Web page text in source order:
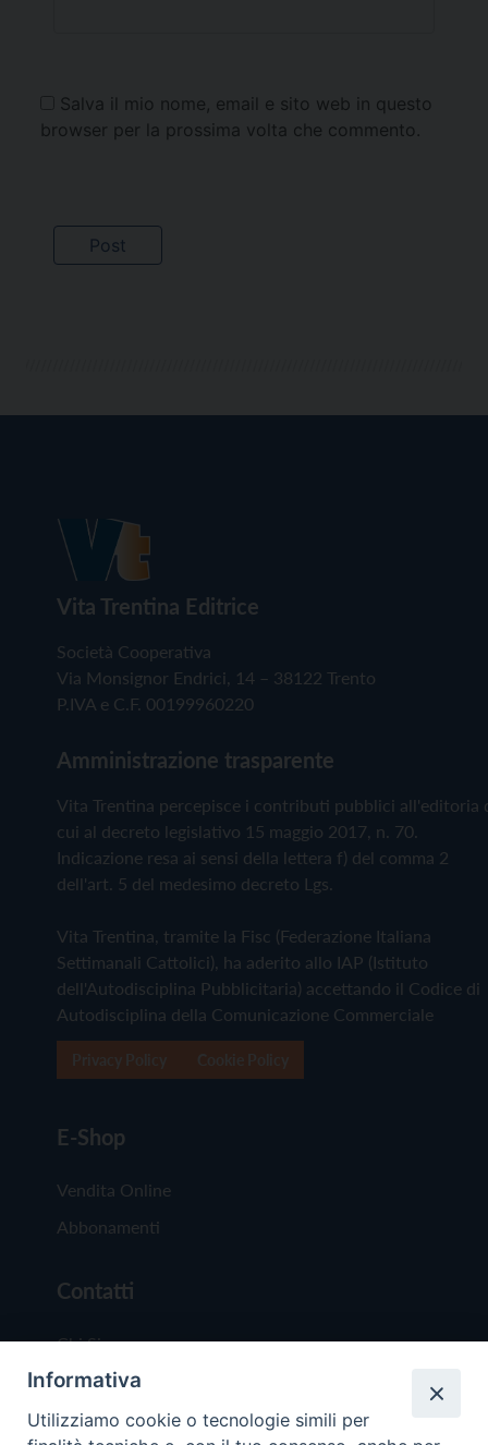
Salva il mio nome, email e sito web in questo
browser per la prossima volta che commento.
Vita Trentina Editrice
Società Cooperativa
Via Monsignor Endrici, 14 – 38122 Trento
P.IVA e C.F. 00199960220
Amministrazione trasparente
Vita Trentina percepisce i contributi pubblici all'editoria
cui al decreto legislativo 15 maggio 2017, n. 70.
Indicazione resa ai sensi della lettera f) del comma 2
dell'art. 5 del medesimo decreto Lgs.
Vita Trentina, tramite la Fisc (Federazione Italiana
Settimanali Cattolici), ha aderito allo IAP (Istituto
dell'Autodisciplina Pubblicitaria) accettando il Codice di
Autodisciplina della Comunicazione Commerciale
E-Shop
Vendita Online
Abbonamenti
Contatti
Chi Siamo
Redazione
Scrivici
Informativa
Utilizziamo cookie o tecnologie simili per